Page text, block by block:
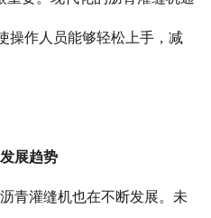
操作人员能够轻松上手，减
展趋势
青灌缝机也在不断发展。未